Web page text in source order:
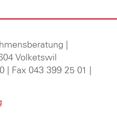
Volketswil
| Fax 043 399 25 01 |